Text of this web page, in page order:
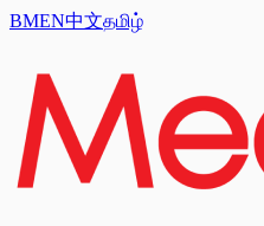
BMEN中文தமிழ்